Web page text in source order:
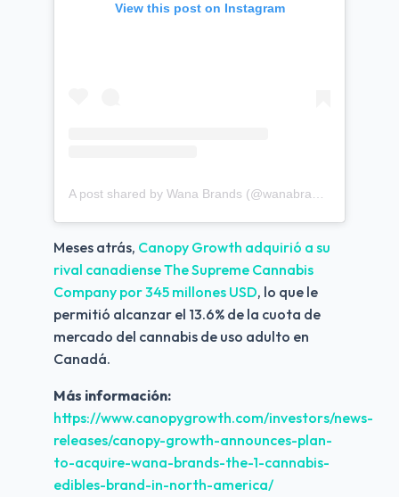
View this post on Instagram
A post shared by Wana Brands (@wanabrands)
Meses atrás, Canopy Growth adquirió a su
rival canadiense The Supreme Cannabis
Company por 345 millones USD, lo que le
permitió alcanzar el 13.6% de la cuota de
mercado del cannabis de uso adulto en
Canadá.
Más información:
https://www.canopygrowth.com/investors/news-
releases/canopy-growth-announces-plan-
to-acquire-wana-brands-the-1-cannabis-
edibles-brand-in-north-america/